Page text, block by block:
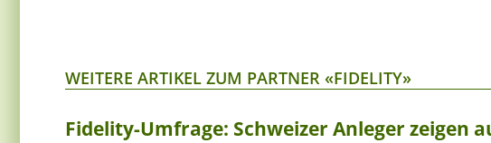
WEITERE ARTIKEL ZUM PARTNER «FIDELITY»
Fidelity-Umfrage: Schweizer Anleger zeigen